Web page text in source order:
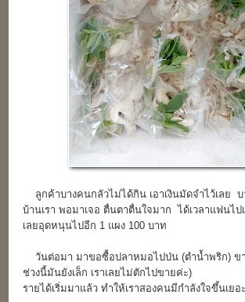
ลูกค้าบางคนกลัวไม่ได้กิน เอาเงินมัดจำไว้เลย
บ้านเรา พอมาเจอ ตื่นตาตื่นใจมาก ได้เวลาแฟนไ
เลยอุดหนุนไปอีก 1 แผง 100 บาท
วันต่อมา มาขอซื้อปลาหมอไปป่น (ตำน้ำพริก) ข
ช่วงนี้มันยังเล็ก เราเลยไม่ตักไปขายค่ะ)
รายได้เริ่มมาแล้ว ทำให้เราสองคนมีกำลังใจขึ้นเยอ